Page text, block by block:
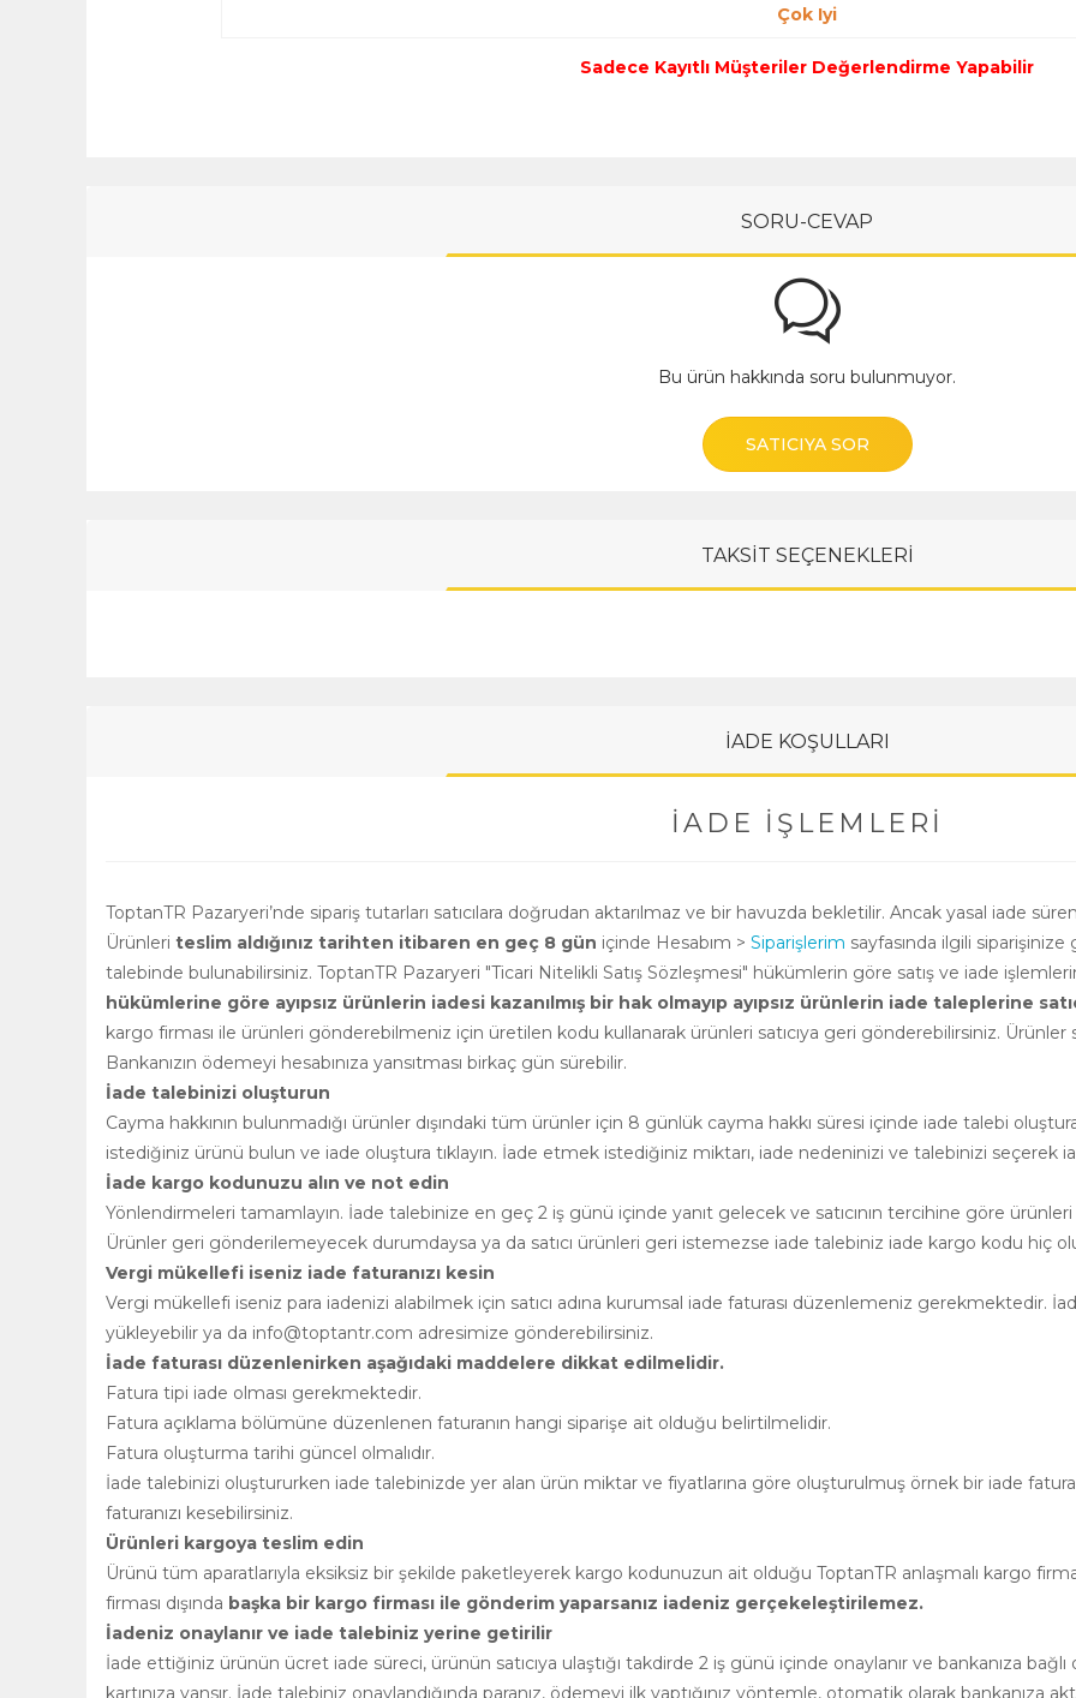
Çok Iyi
Sadece Kayıtlı Müşteriler Değerlendirme Yapabilir
SORU-CEVAP
Bu ürün hakkında soru bulunmuyor.
SATICIYA SOR
TAKSİT SEÇENEKLERİ
İADE KOŞULLARI
İADE İŞLEMLERI
ToptanTR Pazaryeri’nde sipariş tutarları satıcılara doğrudan aktarılmaz ve bir havuzda bekletilir. Ancak yasal iade
Ürünleri teslim aldığınız tarihten itibaren en geç 8 gün içinde Hesabım > Siparişlerim sayfasında ilgili
talebinde bulunabilirsiniz. ToptanTR Pazaryeri "Ticari Nitelikli Satış Sözleşmesi" hükümlerin göre satış ve iade
hükümlerine göre ayıpsız ürünlerin iadesi kazanılmış bir hak olmayıp ayıpsız ürünlerin iade taleplerine
kargo firması ile ürünleri gönderebilmeniz için üretilen kodu kullanarak ürünleri satıcıya geri gönderebilirsiniz. Ürünler
Bankanızın ödemeyi hesabınıza yansıtması birkaç gün sürebilir.
İade talebinizi oluşturun
Cayma hakkının bulunmadığı ürünler dışındaki tüm ürünler için 8 günlük cayma hakkı süresi içinde iade talebi
istediğiniz ürünü bulun ve iade oluştura tıklayın. İade etmek istediğiniz miktarı, iade nedeninizi ve talebinizi seçerek
İade kargo kodunuzu alın ve not edin
Yönlendirmeleri tamamlayın. İade talebinize en geç 2 iş günü içinde yanıt gelecek ve satıcının tercihine göre
Ürünler geri gönderilemeyecek durumdaysa ya da satıcı ürünleri geri istemezse iade talebiniz iade kargo kodu hiç
Vergi mükellefi iseniz iade faturanızı kesin
Vergi mükellefi iseniz para iadenizi alabilmek için satıcı adına kurumsal iade faturası düzenlemeniz gerekmektedir.
yükleyebilir ya da info@toptantr.com adresimize gönderebilirsiniz.
İade faturası düzenlenirken aşağıdaki maddelere dikkat edilmelidir.
Fatura tipi iade olması gerekmektedir.
Fatura açıklama bölümüne düzenlenen faturanın hangi siparişe ait olduğu belirtilmelidir.
Fatura oluşturma tarihi güncel olmalıdır.
İade talebinizi oluştururken iade talebinizde yer alan ürün miktar ve fiyatlarına göre oluşturulmuş örnek bir iade
faturanızı kesebilirsiniz.
Ürünleri kargoya teslim edin
Ürünü tüm aparatlarıyla eksiksiz bir şekilde paketleyerek kargo kodunuzun ait olduğu ToptanTR anlaşmalı kargo
firması dışında başka bir kargo firması ile gönderim yaparsanız iadeniz gerçekeleştirilemez.
İadeniz onaylanır ve iade talebiniz yerine getirilir
İade ettiğiniz ürünün ücret iade süreci, ürünün satıcıya ulaştığı takdirde 2 iş günü içinde onaylanır ve bankanıza
kartınıza yansır. İade talebiniz onaylandığında paranız, ödemeyi ilk yaptığınız yöntemle, otomatik olarak bankanıza